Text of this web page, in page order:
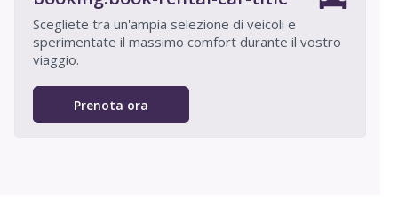
Scegliete tra un'ampia selezione di veicoli e
sperimentate il massimo comfort durante il vostro
viaggio.
Prenota ora